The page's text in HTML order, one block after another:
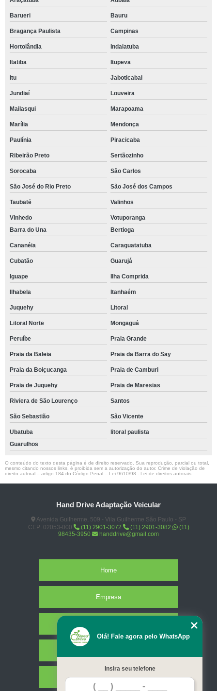
Barueri Bauru
Bragança Paulista Campinas
Hortolândia Indaiatuba
Itatiba Itupeva
Itu Jaboticabal
Jundiaí Louveira
Mailasqui Marapoama
Marília Mendonça
Paulínia Piracicaba
Ribeirão Preto Sertãozinho
Sorocaba São Carlos
São José do Rio Preto São José dos Campos
Taubaté Valinhos
Vinhedo
Votuporanga
Barra do Una
Bertioga
Cananéia Caraguatatuba
Cubatão Guarujá
Iguape Ilha Comprida
Ilhabela Itanhaém
Juquehy Litoral
Litoral Norte Mongaguá
Peruíbe Praia Grande
Praia da Baleia Praia da Barra do Say
Praia da Boiçucanga Praia de Camburi
Praia de Juquehy Praia de Maresias
Riviera de São Lourenço Santos
São Sebastião São Vicente
Ubatuba
litoral paulista
Guarulhos
O conteúdo do texto desta página é de direito reservado. Sua reprodução, parcial ou total,
mesmo citando nossos links, é proibida sem a autorização do autor. Crime de violação de
direito autoral – artigo 184 do Código Penal – Lei 9610/98 - Lei de direitos autorais
Hand Drive Adaptação Veicular
Avenida Guilherme, 509 - Vila Guilherme São Paulo - SP
CEP: 02053-000
(11) 2901-3072 (11) 2901-3082
(11)
98435-3950
handdrive@gmail.com
Home
Empresa
Contato
Olá! Fale agora pelo WhatsApp
Insira seu telefone